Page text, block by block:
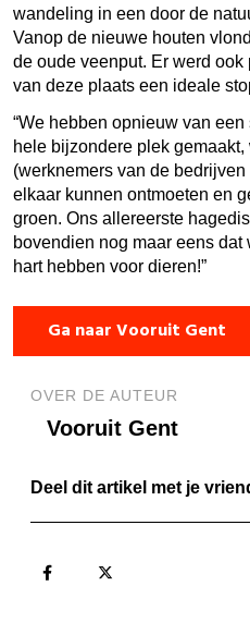
wandeling in een door de
Vanop de nieuwe houten
de oude veenput. Er werd
van deze plaats een ideale
“We hebben opnieuw van
hele bijzondere plek
(werknemers van de
elkaar kunnen ontmoeten en
groen. Ons allereerste
bovendien nog maar eens
hart hebben voor dieren!”
Ga naar Vooruit Gent
OVER DE AUTEUR
Vooruit Gent
Deel dit artikel met je